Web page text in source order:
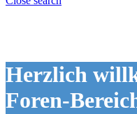
Herzlich
Foren-